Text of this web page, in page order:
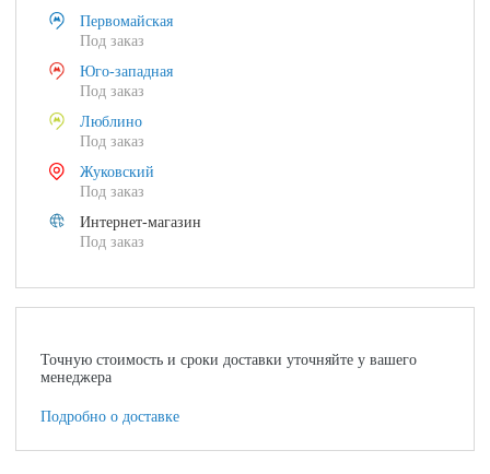
Первомайская
Под заказ
Юго-западная
Под заказ
Люблино
Под заказ
Жуковский
Под заказ
Интернет-магазин
Под заказ
Точную стоимость и сроки доставки уточняйте у вашего
менеджера
Подробно о доставке